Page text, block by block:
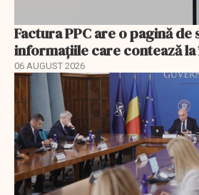
Factura PPC are o pagină de
informațiile care contează la
06 AUGUST 2026